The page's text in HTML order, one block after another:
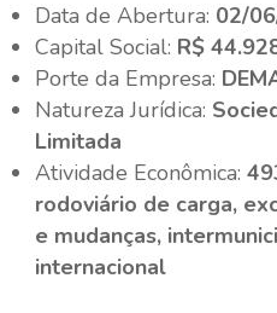
Data de Abertura: 02/
Capital Social: R$
Porte da Empresa:
Natureza Jurídica:
Limitada
Atividade Econômica:
rodoviário de carga,
e mudanças,
internacional